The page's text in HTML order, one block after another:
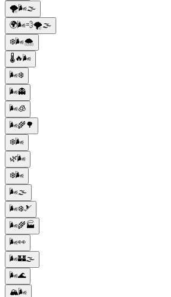
🌪️🌬️🌫️
🌍🌬️💨🌪️🌫️
❄️🌬️🌨️
🌡️🔥🌬️
🌬️❄️
🌬️👻
🌬️🧊
🌬️🌾🌳
❄️🌬️
🌿🌬️
❄️🌬️
🌬️🌫️
🌬️❄️🎿
🌬️🌾🏭
🌬️👀
🌬️🏰🌫️
🌬️🌊
🏔️🌬️